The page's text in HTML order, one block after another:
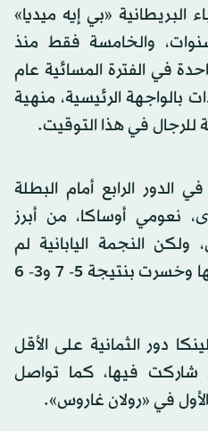
البريطانية «بي إيه ميديا»
للمرة الأولى منذ 3 سنوات، والخامسة فقط منذ
في الفترة المسائية عام
بالواجهة الرئيسية، منهية
الدور الرابع أمام البطلة
نعومي أوساكا، من أبرز
ولكن النجمة اليابانية لم
تتمكن من مجاراة منافستها وخسرت بنتيجة 5- 7 و3- 6
دور الثمانية على الأقل
كبرى شاركت فيها، كما تواصل
في «رولان غاروس».